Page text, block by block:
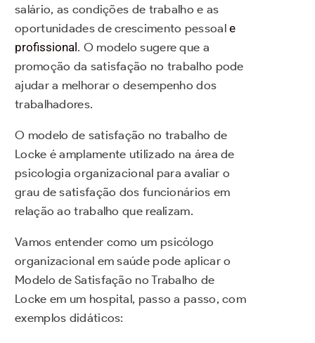
salário, as condições de trabalho e as
oportunidades de crescimento pessoale
profissional . O modelo sugere que a
promoção da satisfação no trabalho pode
ajudar a melhorar o desempenho dos
trabalhadores.
O modelo de satisfação no trabalho de
Locke é amplamente utilizado na área de
psicologia organizacional para avaliar o
grau de satisfação dos funcionários em
relação ao trabalho que realizam.
Vamos entender como um psicólogo
organizacional em saúde pode aplicar o
Modelo de Satisfação no Trabalho de
Locke em um hospital, passo a passo, com
exemplos didáticos: